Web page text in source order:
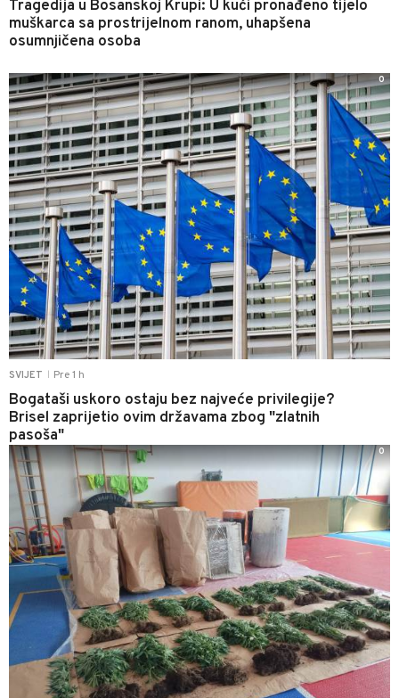
Tragedija u Bosanskoj Krupi: U kući pronađeno tijelo
muškarca sa prostrijelnom ranom, uhapšena
osumnjičena osoba
SVIJET Pre 1 h
Bogataši uskoro ostaju bez najveće privilegije?
Brisel zaprijetio ovim državama zbog "zlatnih
pasoša"
0
0